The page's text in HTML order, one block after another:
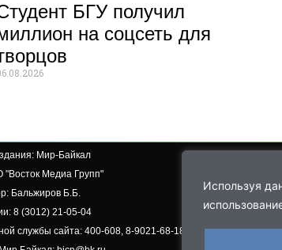
Используя
БГУ получил
на соцсеть для
Мир-Байкал
Медиа Групп"
Бальжиров Б.Б.
8 (3012) 21-05-04
службы сайта: 400-608, 8-9021-68-18-50, 8-9021-68-08-43